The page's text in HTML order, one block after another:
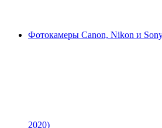
Фотокамеры Canon, Nikon и
2020)